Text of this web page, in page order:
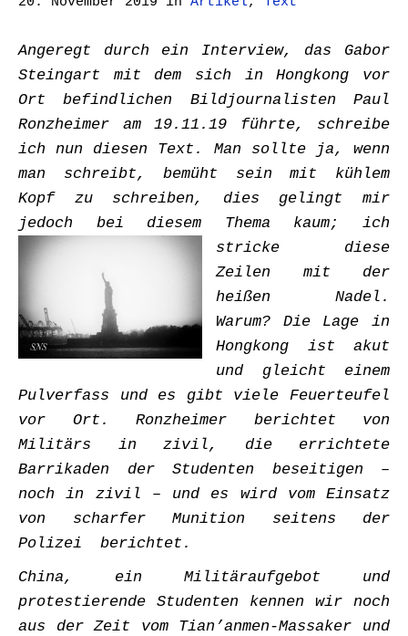
Angeregt durch ein Interview, das Gabor
Steingart mit dem sich in Hongkong vor
Ort befindlichen Bildjournalisten Paul
Ronzheimer am 19.11.19 führte, schreibe
ich nun diesen Text. Man sollte ja, wenn
man schreibt, bemüht sein mit kühlem
Kopf zu schreiben, dies gelingt mir
jedoch bei diesem Thema kaum; ich
stricke diese
Zeilen mit der
heißen Nadel.
Warum? Die Lage in
Hongkong ist akut
und gleicht einem
Pulverfass und es gibt viele Feuerteufel
vor Ort. Ronzheimer berichtet von
Militärs in zivil, die errichtete
Barrikaden der Studenten beseitigen –
noch in zivil – und es wird vom Einsatz
von scharfer Munition seitens der
Polizei berichtet.
China, ein Militäraufgebot und
protestierende Studenten kennen wir noch
aus der Zeit vom Tian’anmen-Massaker und